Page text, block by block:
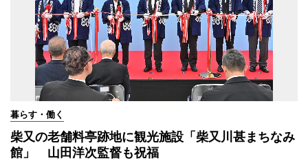
暮らす・働く
柴又の老舗料亭跡地に観光施設「柴又川甚まちなみ
館」 山田洋次監督も祝福